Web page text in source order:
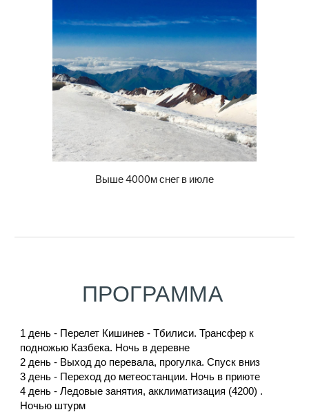
Выше 4000м снег в июле
ПРОГРАММА
1 день - Перелет Кишинев - Тбилиси. Трансфер к
подножью Казбека. Ночь в деревне
2 день - Выход до перевала, прогулка. Спуск вниз
3 день - Переход до метеостанции. Ночь в приюте
4 день - Ледовые занятия, акклиматизация (4200) .
Ночью штурм